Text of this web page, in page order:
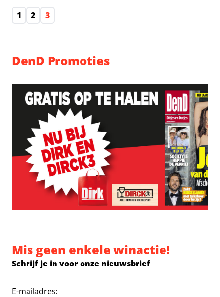
1
2 3
DenD Promoties
Mis geen enkele winactie!
Schrijf je in voor onze nieuwsbrief
E-mailadres: